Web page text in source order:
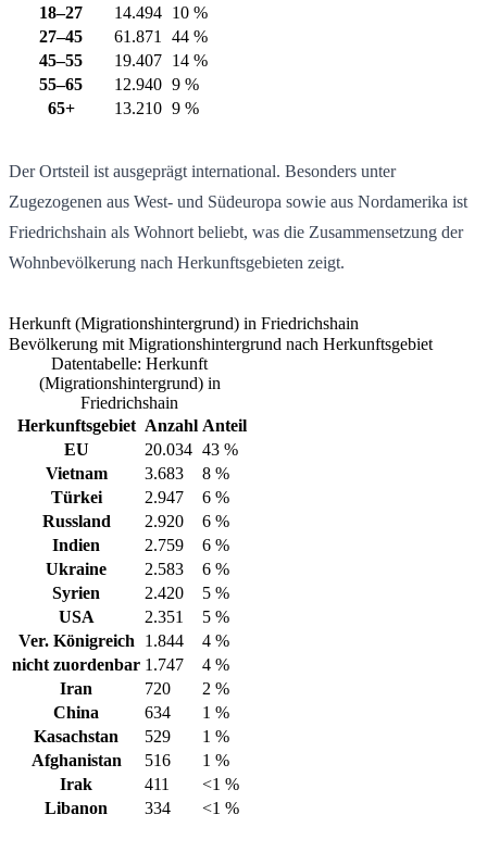
18–27
14.494 10 %
27–45
61.871
44 %
45–55
19.407 14 %
55–65
12.940 9 %
65+
13.210 9 %
Der Ortsteil ist ausgeprägt international. Besonders unter
Zugezogenen aus West- und Südeuropa sowie aus Nordamerika ist
Friedrichshain als Wohnort beliebt, was die Zusammensetzung der
Wohnbevölkerung nach Herkunftsgebieten zeigt.
Herkunft (Migrationshintergrund) in Friedrichshain
Bevölkerung mit Migrationshintergrund nach Herkunftsgebiet
Datentabelle: Herkunft
(Migrationshintergrund) in
Friedrichshain
Herkunftsgebiet Anzahl Anteil
EU
20.034 43 %
Vietnam
3.683
8 %
Türkei
2.947
6 %
Russland
2.920
6 %
Indien
2.759
6 %
Ukraine
2.583
6 %
Syrien
2.420
5 %
USA
2.351
5 %
Ver. Königreich
1.844
4 %
nicht zuordenbar 1.747
4 %
Iran
720
2 %
China
634
1 %
Kasachstan
529
1 %
Afghanistan
516
1 %
Irak
411
<1 %
Libanon
334 <1 %